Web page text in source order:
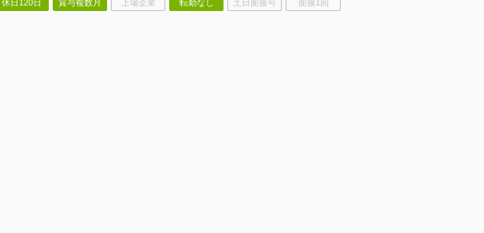
休日120日 賞与複数月 上場企業 転勤なし 土日面接可 面接1回